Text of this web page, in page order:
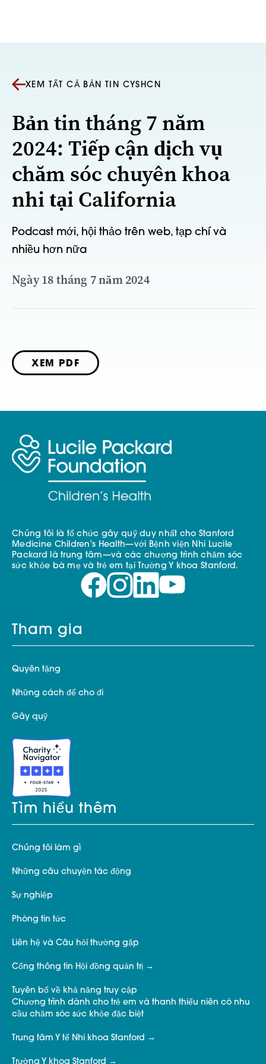
XEM TẤT CẢ BẢN TIN CYSHCN
Bản tin tháng 7 năm
2024: Tiếp cận dịch vụ
chăm sóc chuyên khoa
nhi tại California
Podcast mới, hội thảo trên web, tạp chí và
nhiều hơn nữa
Ngày 18 tháng 7 năm 2024
XEM PDF
Chúng tôi là tổ chức gây quỹ duy nhất cho Stanford
Medicine Children's Health—với Bệnh viện Nhi Lucile
Packard là trung tâm—và các chương trình chăm sóc
sức khỏe bà mẹ và trẻ em tại Trường Y khoa Stanford.
Tham gia
Quyên tặng
Những cách để cho đi
Gây quỹ
Tìm hiểu thêm
Chúng tôi làm gì
Những câu chuyện tác động
Sự nghiệp
Phòng tin tức
Liên hệ và Câu hỏi thường gặp
Cổng thông tin Hội đồng quản trị
Tuyên bố về khả năng truy cập
Chương trình dành cho trẻ em và thanh thiếu niên có nhu
cầu chăm sóc sức khỏe đặc biệt
Trung tâm Y tế Nhi khoa Stanford
Trường Y khoa Stanford